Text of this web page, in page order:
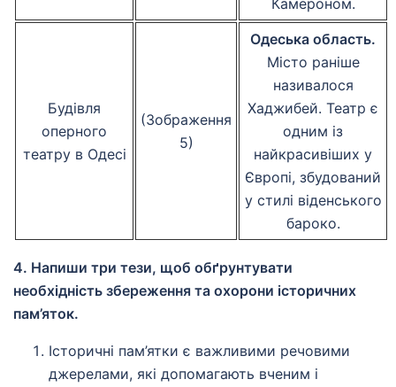
Камероном.
Будівля
оперного
театру в Одесі
(Зображення
5)
Одеська область.
Місто раніше
називалося
Хаджибей. Театр є
одним із
найкрасивіших у
Європі, збудований
у стилі віденського
бароко.
4. Напиши три тези, щоб обґрунтувати
необхідність збереження та охорони історичних
пам’яток.
Історичні пам’ятки є важливими речовими
джерелами, які допомагають вченим і